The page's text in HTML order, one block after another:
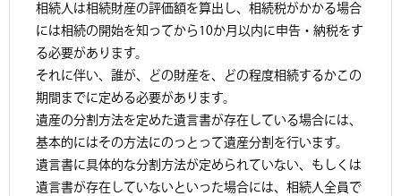
相続人は相続財産の評価額を算出し、相続税がかかる場合
には相続の開始を知ってから10か月以内に申告・納税をす
る必要があります。
それに伴い、誰が、どの財産を、どの程度相続するかこの
期間までに定める必要があります。
遺産の分割方法を定めた遺言書が存在している場合には、
基本的にはその方法にのっとって遺産分割を行います。
遺言書に具体的な分割方法が定められていない、もしくは
遺言書が存在していないといった場合には、相続人全員で